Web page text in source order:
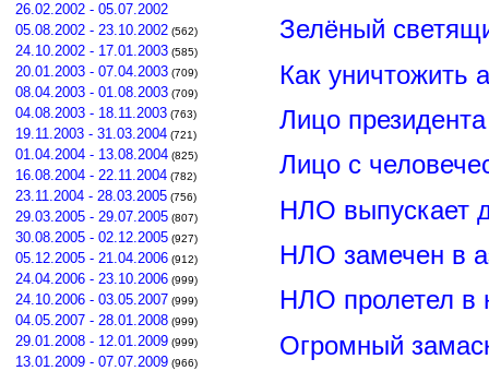
26.02.2002 - 05.07.2002
05.08.2002 - 23.10.2002 (562)
24.10.2002 - 17.01.2003 (585)
20.01.2003 - 07.04.2003 (709)
08.04.2003 - 01.08.2003 (709)
04.08.2003 - 18.11.2003 (763)
19.11.2003 - 31.03.2004 (721)
01.04.2004 - 13.08.2004 (825)
16.08.2004 - 22.11.2004 (782)
23.11.2004 - 28.03.2005 (756)
29.03.2005 - 29.07.2005 (807)
30.08.2005 - 02.12.2005 (927)
05.12.2005 - 21.04.2006 (912)
24.04.2006 - 23.10.2006 (999)
24.10.2006 - 03.05.2007 (999)
04.05.2007 - 28.01.2008 (999)
29.01.2008 - 12.01.2009 (999)
13.01.2009 - 07.07.2009 (966)
Зелёный
Как уничтожить
Лицо
Лицо с
НЛО выпускает
НЛО замечен в
НЛО пролетел в
Огромный